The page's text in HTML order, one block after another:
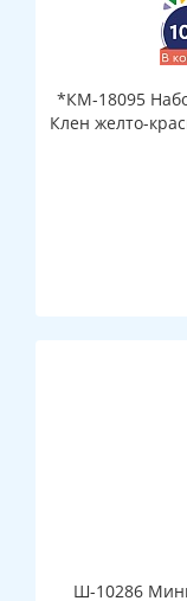
*КМ-18095
Клен желто-
Ш-10286